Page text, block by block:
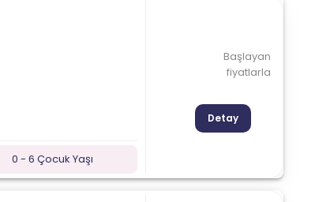
0 - 6 Çocuk Yaşı
Başlayan
fiyatlarla
Detay